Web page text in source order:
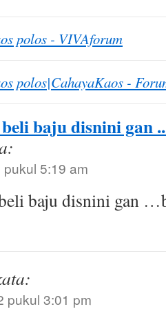
polos - VIVAforum
polos|CahayaKaos -
baju disnini gan
5:19 am
baju disnini gan
pukul 3:01 pm